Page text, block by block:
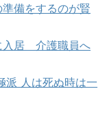
備をするのが賢
入居 介護職員へ
派 人は死ぬ時は一